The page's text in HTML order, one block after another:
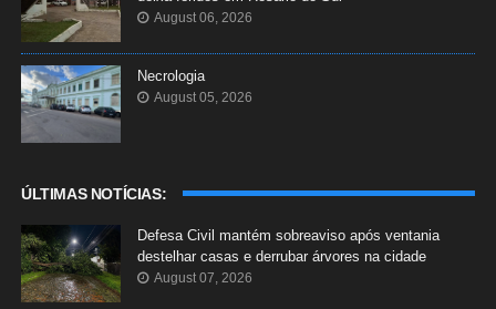
August 06, 2026
Necrologia
August 05, 2026
ÚLTIMAS NOTÍCIAS:
Defesa Civil mantém sobreaviso após ventania
destelhar casas e derrubar árvores na cidade
August 07, 2026